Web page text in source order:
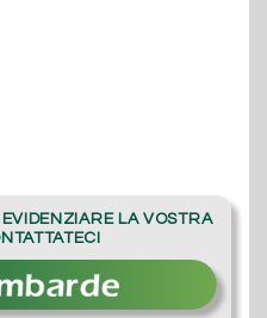
LA VOSTRA